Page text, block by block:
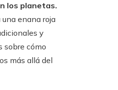
los planetas.
enana roja
y
sobre cómo
más allá del